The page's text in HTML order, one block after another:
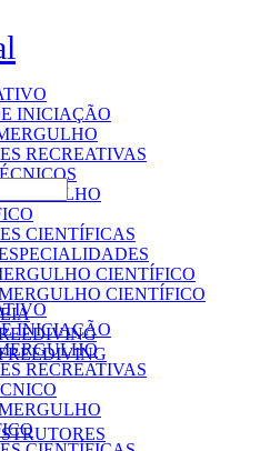
INICIAÇÃO
RECREATIVAS
CIENTÍFICAS
CIENTÍFICO
CIENTÍFICO
INICIAÇÃO
RECREATIVAS